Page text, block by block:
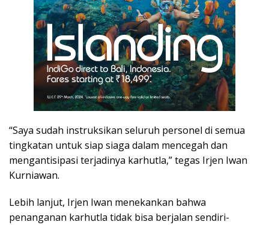
“Saya sudah instruksikan seluruh personel di semua
tingkatan untuk siap siaga dalam mencegah dan
mengantisipasi terjadinya karhutla,” tegas Irjen Iwan
Kurniawan.
Lebih lanjut, Irjen Iwan menekankan bahwa
penanganan karhutla tidak bisa berjalan sendiri-